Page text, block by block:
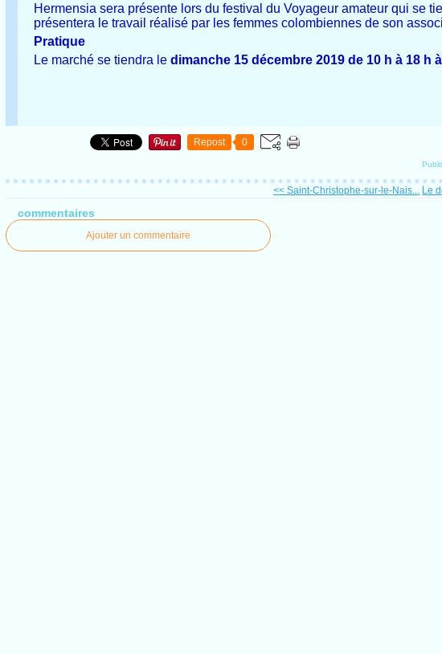
Hermensia sera présente lors du festival du Voyageur amateur qui se
présentera le travail réalisé par les femmes colombiennes de son
Pratique
Le marché se tiendra le dimanche 15 décembre 2019 de 10 h à 18 h
Repost 0
<< Saint-Christophe-sur-le-Nais... Le
commentaires
Ajouter un commentaire